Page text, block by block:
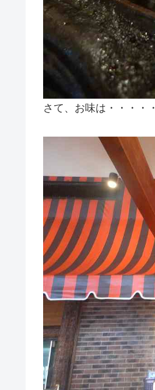
さて、お味は・・・・・